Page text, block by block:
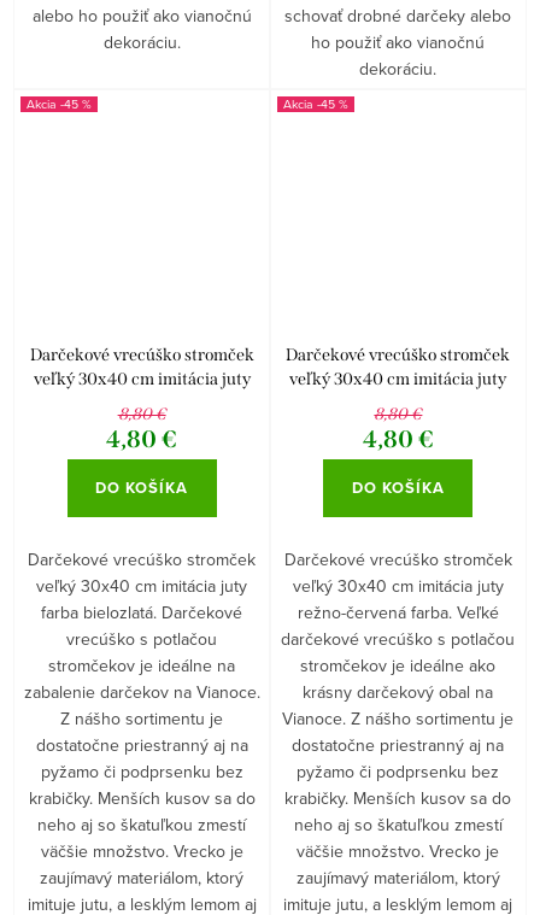
alebo ho použiť ako vianočnú
dekoráciu.
schovať drobné darčeky alebo
ho použiť ako vianočnú
dekoráciu.
-45 %
Darčekové vrecúško stromček
veľký 30x40 cm imitácia juty
farba bielozlatá
8,80 €
4,80 €
DO KOŠÍKA
Darčekové vrecúško stromček
veľký 30x40 cm imitácia juty
farba bielozlatá. Darčekové
vrecúško s potlačou
stromčekov je ideálne na
zabalenie darčekov na Vianoce.
Z nášho sortimentu je
dostatočne priestranný aj na
pyžamo či podprsenku bez
krabičky. Menších kusov sa do
neho aj so škatuľkou zmestí
väčšie množstvo. Vrecko je
zaujímavý materiálom, ktorý
imituje jutu, a lesklým lemom aj
-45 %
Darčekové vrecúško stromček
veľký 30x40 cm imitácia juty
režno-červená farba
8,80 €
4,80 €
DO KOŠÍKA
Darčekové vrecúško stromček
veľký 30x40 cm imitácia juty
režno-červená farba. Veľké
darčekové vrecúško s potlačou
stromčekov je ideálne ako
krásny darčekový obal na
Vianoce. Z nášho sortimentu je
dostatočne priestranný aj na
pyžamo či podprsenku bez
krabičky. Menších kusov sa do
neho aj so škatuľkou zmestí
väčšie množstvo. Vrecko je
zaujímavý materiálom, ktorý
imituje jutu, a lesklým lemom aj